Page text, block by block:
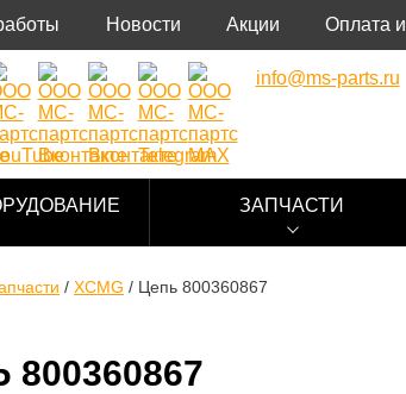
Новости Акции Оплата
info@ms-parts.ru
ЗАПЧАСТИ
/ XCMG / Цепь 800360867